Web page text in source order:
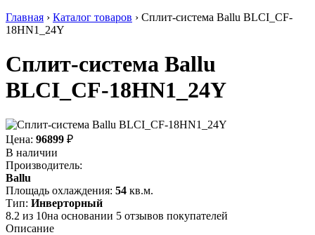
Главная › Каталог товаров › Сплит-система Ballu BLCI_CF-
18HN1_24Y
Сплит-система Ballu
BLCI_CF-18HN1_24Y
Цена: 96899 ₽
В наличии
Производитель:
Ballu
Площадь охлаждения: 54 кв.м.
Тип: Инверторный
8.2 из 10на основании 5 отзывов покупателей
Описание